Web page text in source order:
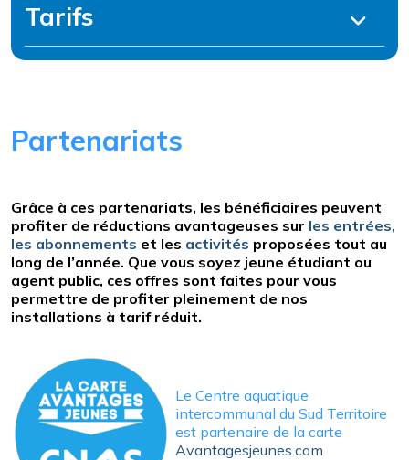
Tarifs
Partenariats
Grâce à ces partenariats, les bénéficiaires peuvent
profiter de réductions avantageuses sur les entrées,
les abonnements et les activités proposées tout au
long de l’année. Que vous soyez jeune étudiant ou
agent public, ces offres sont faites pour vous
permettre de profiter pleinement de nos
installations à tarif réduit.
Le Centre aquatique
intercommunal du Sud Territoire
est partenaire de la carte
Avantagesjeunes.com